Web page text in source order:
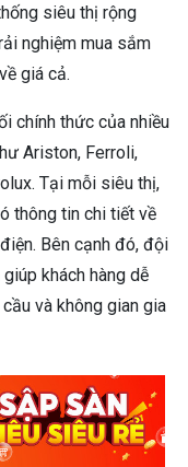
siêu thị rộng
nghiệm mua sắm
giá cả.
chính thức của nhiều
Ariston, Ferroli,
Tại mỗi siêu thị,
thông tin chi tiết về
Bên cạnh đó, đội
khách hàng dễ
và không gian gia